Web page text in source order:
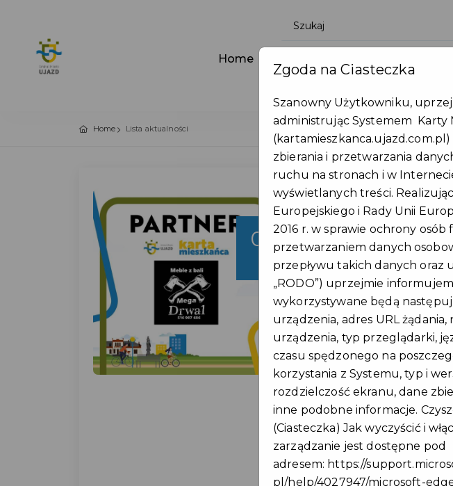
Home
Home Lista aktualności
04
Grono
wciąż rośnie.
dla
Gmina Ujazd
program Karty
Dzięki współpracy z
mieszkańcy gminy
Pakietem Mieszkańca
korzyści. W gronie
witamy: Firmę Mega-
10% zniżki ...
Zgoda na Ciasteczka
Szanowny Użytkowniku,
administrując Systemem Karty
zbierania i przetwarzania
ruchu na stronach i w
wyświetlanych treści.
Europejskiego i Rady Unii
2016 r. w sprawie ochrony
przetwarzaniem danych
przepływu takich danych oraz
„RODO”) uprzejmie
wykorzystywane będą
urządzenia, adres URL
urządzenia, typ przeglądarki,
czasu spędzonego na
korzystania z Systemu, typ i
rozdzielczość ekranu, dane
inne podobne informacje.
(Ciasteczka) Jak wyczyścić i
zarządzanie jest dostępne pod
adresem: https://
pl/help/4027947/microsoft-